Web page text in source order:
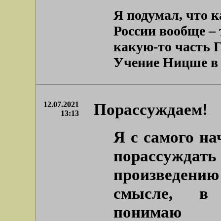
Я подумал, что
России вообще
какую-то часть
Учение Ницше в
12.07.2021
13:13
Порассуждаем!
Я с самого
смысле, в
понимаю